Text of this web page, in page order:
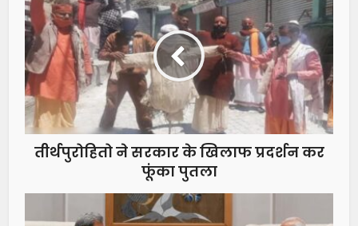
तीर्थपुरोहितो ने सरकार के खिलाफ प्रदर्शन कर
फूंका पुतला